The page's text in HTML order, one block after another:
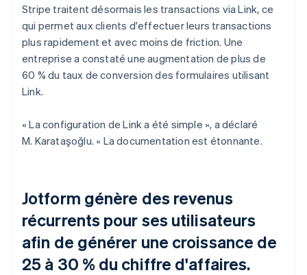
Stripe traitent désormais les transactions via Link, ce
qui permet aux clients d'effectuer leurs transactions
plus rapidement et avec moins de friction. Une
entreprise a constaté une augmentation de plus de
60 % du taux de conversion des formulaires utilisant
Link.
« La configuration de Link a été simple », a déclaré
M. Karataşoğlu. « La documentation est étonnante.
Jotform génère des revenus
récurrents pour ses utilisateurs
afin de générer une croissance de
25 à 30 % du chiffre d'affaires.